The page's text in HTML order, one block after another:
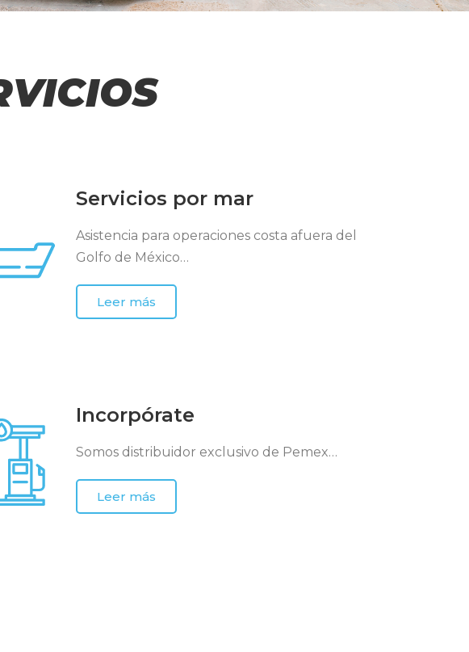
Servicios por mar
Asistencia para operaciones costa afuera del
Golfo de México…
Leer más
Incorpórate
Somos distribuidor exclusivo de Pemex…
Leer más